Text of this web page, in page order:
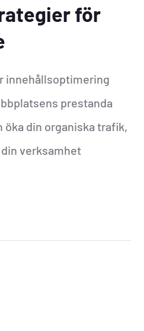
för
innehållsoptimering
prestanda
öka din organiska trafik,
verksamhet